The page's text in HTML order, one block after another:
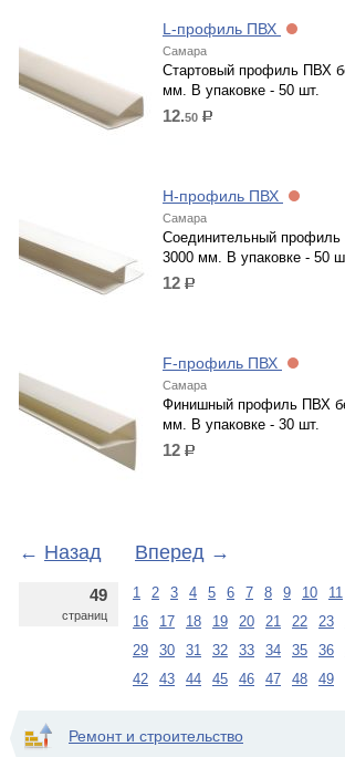
L-профиль ПВХ
Самара
Стартовый профиль ПВХ
мм. В упаковке - 50 шт.
12.50 р.
H-профиль ПВХ
Самара
Соединительный
3000 мм. В упаковке - 50
12 р.
F-профиль ПВХ
Самара
Финишный профиль ПВХ
мм. В упаковке - 30 шт.
12 р.
← Назад Вперед →
49
страниц
1 2 3 4 5 6 7 8 9 10 11
16
17 18 19 20 21 22 23
29
30 31 32 33 34 35 36
42
43 44 45 46 47 48 49
Ремонт и строительство